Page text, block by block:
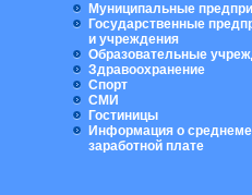
Муниципальные
Государственные
и учреждения
Образовательные
Здравоохранение
Спорт
СМИ
Гостиницы
Информация о
заработной плате